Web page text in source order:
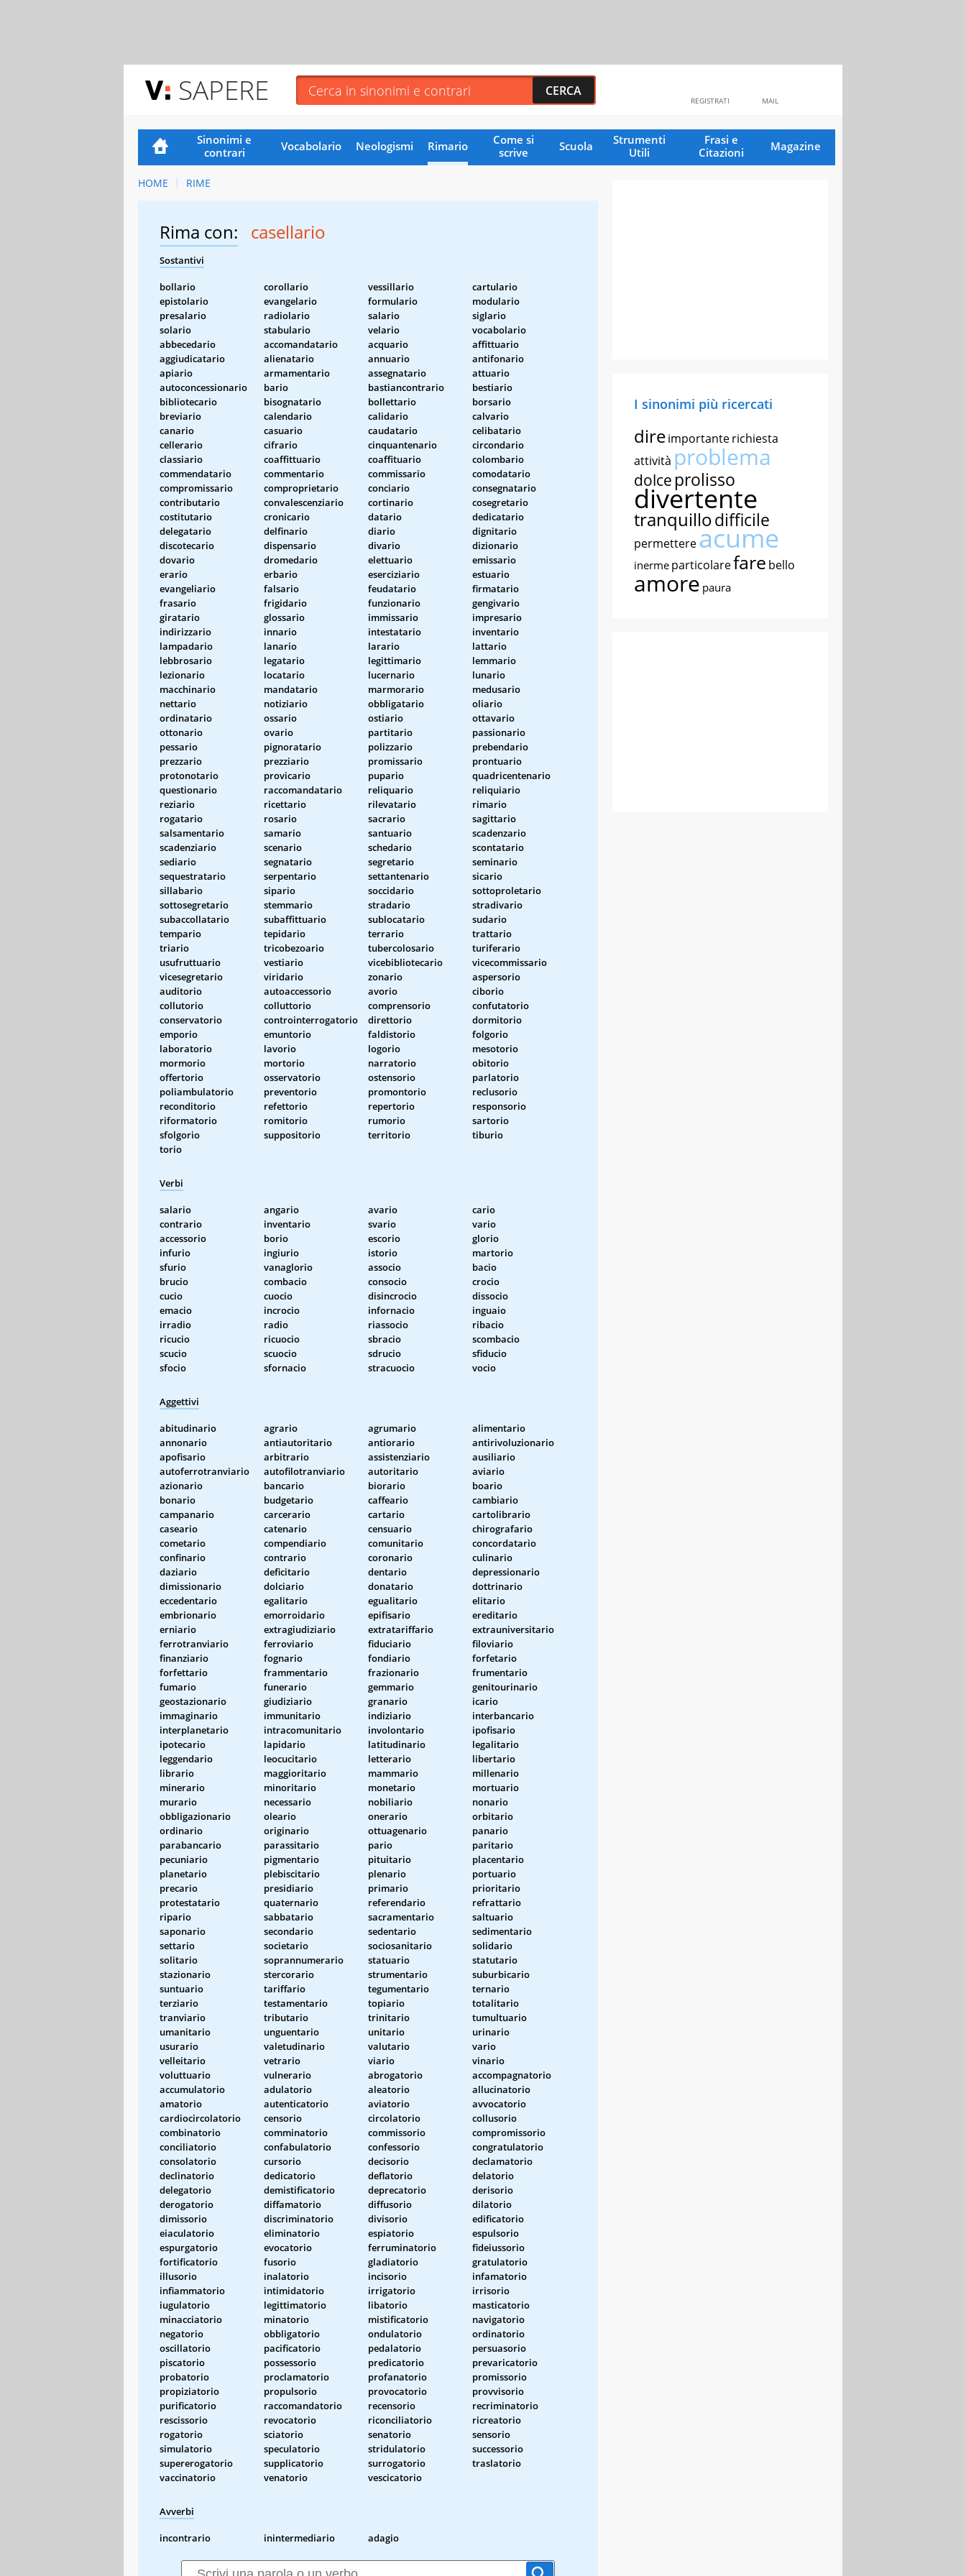
SAPERE MAIL
REGISTRATI
Sinonimi e
contrari
Vocabolario Neologismi Rimario
Come si
scrive
Scuola
Strumenti
Utili
Frasi e
Citazioni
Magazine
HOME RIME
Rima con: casellario
Sostantivi
bollario corollario vessillario
cartulario
epistolario
evangelario formulario
modulario
presalario
radiolario salario
siglario
solario
stabulario velario
vocabolario
abbecedario
accomandatario acquario
affittuario
aggiudicatario
alienatario annuario
antifonario
apiario
armamentario assegnatario
attuario
autoconcessionario
bario bastiancontrario
bestiario
bibliotecario
bisognatario bollettario
borsario
breviario
calendario calidario
calvario
canario
casuario caudatario
celibatario
cellerario
cifrario cinquantenario
circondario
classiario
coaffittuario coaffituario
colombario
commendatario
commentario commissario
comodatario
compromissario
comproprietario conciario
consegnatario
contributario
convalescenziario cortinario
cosegretario
costitutario
cronicario datario
dedicatario
delegatario
delfinario diario
dignitario
discotecario
dispensario divario
dizionario
dovario
dromedario elettuario
emissario
erario
erbario eserciziario
estuario
evangeliario
falsario feudatario
firmatario
frasario
frigidario funzionario
gengivario
giratario
glossario immissario
impresario
indirizzario
innario intestatario
inventario
lampadario
lanario larario
lattario
lebbrosario
legatario legittimario
lemmario
lezionario
locatario lucernario
lunario
macchinario
mandatario marmorario
medusario
nettario
notiziario obbligatario
oliario
ordinatario
ossario ostiario
ottavario
ottonario
ovario partitario
passionario
pessario
pignoratario polizzario
prebendario
prezzario
prezziario promissario
prontuario
protonotario
provicario pupario
quadricentenario
questionario
raccomandatario reliquario
reliquiario
reziario
ricettario rilevatario
rimario
rogatario
rosario sacrario
sagittario
salsamentario
samario santuario
scadenzario
scadenziario
scenario schedario
scontatario
sediario
segnatario segretario
seminario
sequestratario
serpentario settantenario
sicario
sillabario
sipario soccidario
sottoproletario
sottosegretario
stemmario stradario
stradivario
subaccollatario
subaffittuario sublocatario
sudario
tempario
tepidario terrario
trattario
triario
tricobezoario tubercolosario
turiferario
usufruttuario
vestiario vicebibliotecario
vicecommissario
vicesegretario
viridario zonario
aspersorio
auditorio
autoaccessorio avorio
ciborio
collutorio
colluttorio comprensorio
confutatorio
conservatorio
controinterrogatorio direttorio
dormitorio
emporio
emuntorio faldistorio
folgorio
laboratorio
lavorio logorio
mesotorio
mormorio
mortorio narratorio
obitorio
offertorio
osservatorio ostensorio
parlatorio
poliambulatorio
preventorio promontorio
reclusorio
reconditorio
refettorio repertorio
responsorio
riformatorio
romitorio rumorio
sartorio
sfolgorio
suppositorio territorio
tiburio
torio
Verbi
salario angario avario
cario
contrario
inventario svario
vario
accessorio
borio escorio
glorio
infurio
ingiurio istorio
martorio
sfurio
vanaglorio associo
bacio
brucio
combacio consocio
crocio
cucio
cuocio disincrocio
dissocio
emacio
incrocio infornacio
inguaio
irradio
radio riassocio
ribacio
ricucio
ricuocio sbracio
scombacio
scucio
scuocio sdrucio
sfiducio
sfocio
sfornacio stracuocio vocio
Aggettivi
abitudinario agrario agrumario
alimentario
annonario
antiautoritario antiorario
antirivoluzionario
apofisario
arbitrario assistenziario
ausiliario
autoferrotranviario
autofilotranviario autoritario
aviario
azionario
bancario biorario
boario
bonario
budgetario caffeario
cambiario
campanario
carcerario cartario
cartolibrario
caseario
catenario censuario
chirografario
cometario
compendiario comunitario
concordatario
confinario
contrario coronario
culinario
daziario
deficitario dentario
depressionario
dimissionario
dolciario donatario
dottrinario
eccedentario
egalitario egualitario
elitario
embrionario
emorroidario epifisario
ereditario
erniario
extragiudiziario extratariffario
extrauniversitario
ferrotranviario
ferroviario fiduciario
filoviario
finanziario
fognario fondiario
forfetario
forfettario
frammentario frazionario
frumentario
fumario
funerario gemmario
genitourinario
geostazionario
giudiziario granario
icario
immaginario
immunitario indiziario
interbancario
interplanetario
intracomunitario involontario
ipofisario
ipotecario
lapidario latitudinario
legalitario
leggendario
leocucitario letterario
libertario
librario
maggioritario mammario
millenario
minerario
minoritario monetario
mortuario
murario
necessario nobiliario
nonario
obbligazionario
oleario onerario
orbitario
ordinario
originario ottuagenario
panario
parabancario
parassitario pario
paritario
pecuniario
pigmentario pituitario
placentario
planetario
plebiscitario plenario
portuario
precario
presidiario primario
prioritario
protestatario
quaternario referendario
refrattario
ripario
sabbatario sacramentario
saltuario
saponario
secondario sedentario
sedimentario
settario
societario sociosanitario
solidario
solitario
soprannumerario statuario
statutario
stazionario
stercorario strumentario
suburbicario
suntuario
tariffario tegumentario
ternario
terziario
testamentario topiario
totalitario
tranviario
tributario trinitario
tumultuario
umanitario
unguentario unitario
urinario
usurario
valetudinario valutario
vario
velleitario
vetrario viario
vinario
voluttuario
vulnerario abrogatorio
accompagnatorio
accumulatorio
adulatorio aleatorio
allucinatorio
amatorio
autenticatorio aviatorio
avvocatorio
cardiocircolatorio
censorio circolatorio
collusorio
combinatorio
comminatorio commissorio
compromissorio
conciliatorio
confabulatorio confessorio
congratulatorio
consolatorio
cursorio decisorio
declamatorio
declinatorio
dedicatorio deflatorio
delatorio
delegatorio
demistificatorio deprecatorio
derisorio
derogatorio
diffamatorio diffusorio
dilatorio
dimissorio
discriminatorio divisorio
edificatorio
eiaculatorio
eliminatorio espiatorio
espulsorio
espurgatorio
evocatorio ferruminatorio
fideiussorio
fortificatorio
fusorio gladiatorio
gratulatorio
illusorio
inalatorio incisorio
infamatorio
infiammatorio
intimidatorio irrigatorio
irrisorio
iugulatorio
legittimatorio libatorio
masticatorio
minacciatorio
minatorio mistificatorio
navigatorio
negatorio
obbligatorio ondulatorio
ordinatorio
oscillatorio
pacificatorio pedalatorio
persuasorio
piscatorio
possessorio predicatorio
prevaricatorio
probatorio
proclamatorio profanatorio
promissorio
propiziatorio
propulsorio provocatorio
provvisorio
purificatorio
raccomandatorio recensorio
recriminatorio
rescissorio
revocatorio riconciliatorio
ricreatorio
rogatorio
sciatorio senatorio
sensorio
simulatorio
speculatorio stridulatorio
successorio
supererogatorio
supplicatorio surrogatorio
traslatorio
vaccinatorio
venatorio vescicatorio
Avverbi
incontrario inintermediario adagio
I sinonimi più ricercati
direimportanterichiesta
attività problema
dolce prolisso
divertente
tranquillodifficile
permettereacume
inerme particolarefare bello
amore paura